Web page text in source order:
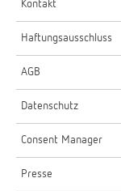
Kontakt
Haftungsausschluss
AGB
Datenschutz
Consent Manager
Presse